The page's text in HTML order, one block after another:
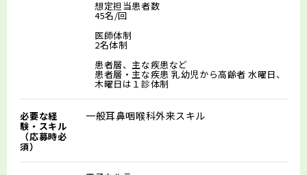
想定担当患者数
45名/回
医師体制
2名体制
患者層、主な疾患など
患者層・主な疾患 乳幼児から高齢者 水曜日、
木曜日は１診体制
必要な経
験・スキル
（応募時必
須）
一般耳鼻咽喉科外来スキル